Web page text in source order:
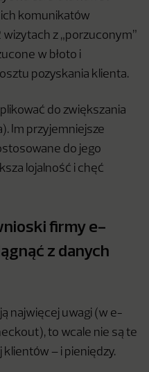
komunikatów
z „porzuconym”
w błoto i
pozyskania klienta.
do zwiększania
Im przyjemniejsze
do jego
lojalność i chęć
firmy e-
z danych
najwięcej uwagi (w e-
to wcale nie są te
– i pieniędzy.